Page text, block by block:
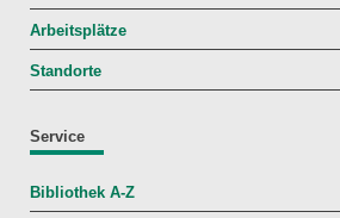
Arbeitsplätze
Standorte
Service
Bibliothek A-Z